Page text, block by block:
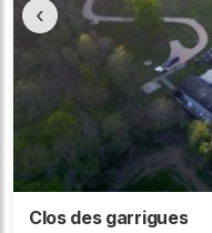
‹
Clos des garrigues